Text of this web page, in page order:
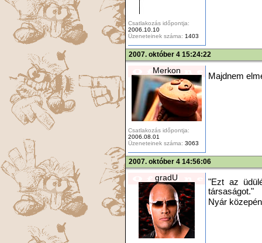
Csatlakozás időpontja:
2006.10.10
Üzeneteinek száma: 1403
2007. október 4 15:24:22
Merkon
Csatlakozás időpontja:
2006.08.01
Üzeneteinek száma: 3063
Majdnem
2007. október 4 14:56:06
gradU
"Ezt az
társaságot."
Nyár